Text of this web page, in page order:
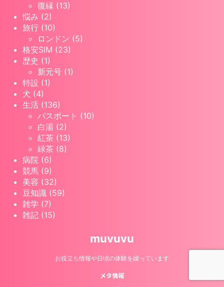
復縁 (13)
悩み (2)
旅行 (10)
ロンドン (5)
格安SIM (23)
歴史 (1)
新元号 (1)
特設 (1)
犬 (4)
生活 (136)
パスポート (10)
白湯 (2)
紅茶 (13)
緑茶 (8)
病院 (6)
競馬 (9)
美容 (32)
豆知識 (59)
雑学 (7)
雑記 (15)
muvuvu
お役立ち情報や日頃の体験を綴っています
メタ情報